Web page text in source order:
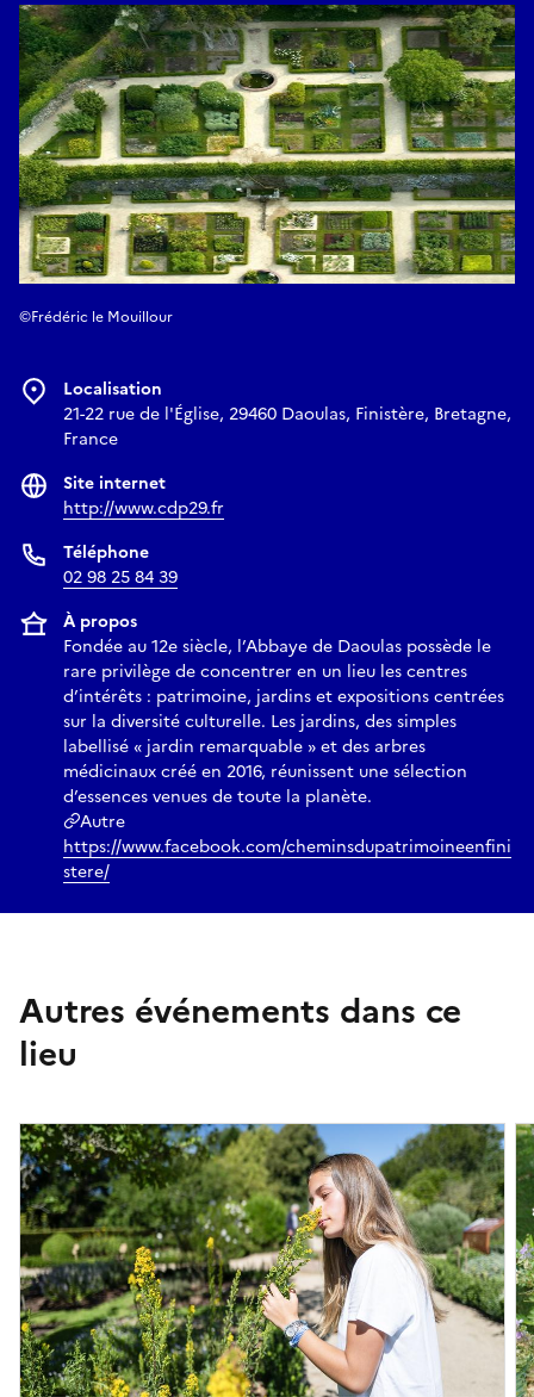
©Frédéric le Mouillour
Localisation
21-22 rue de l'Église, 29460 Daoulas, Finistère, Bretagne,
France
Site internet
http://www.cdp29.fr
Téléphone
02 98 25 84 39
À propos
Fondée au 12e siècle, l’Abbaye de Daoulas possède le
rare privilège de concentrer en un lieu les centres
d’intérêts : patrimoine, jardins et expositions centrées
sur la diversité culturelle. Les jardins, des simples
labellisé « jardin remarquable » et des arbres
médicinaux créé en 2016, réunissent une sélection
d’essences venues de toute la planète.
Autre
https://www.facebook.com/cheminsdupatrimoineenfini
stere/
Autres événements dans ce
lieu